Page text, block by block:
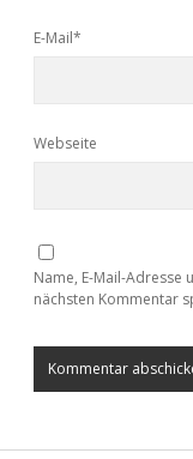
E-Mail*
Webseite
Name, E-Mail-Adresse
nächsten Kommentar